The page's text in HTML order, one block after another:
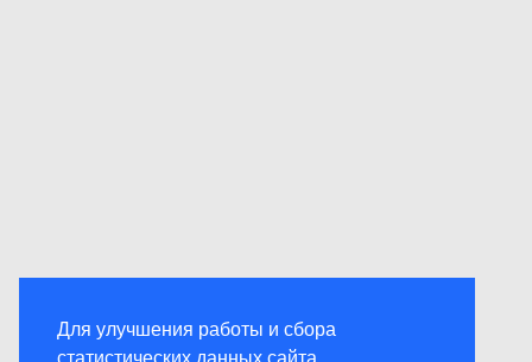
Для улучшения работы и сбора
статистических данных сайта